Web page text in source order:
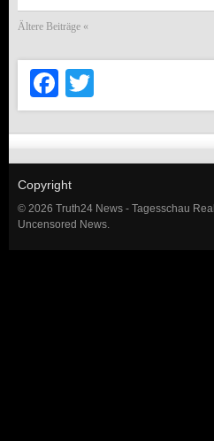
Ältere Beiträge «
Facebook
Copyright
© 2026 Truth24 News - Tagesschau Real
Uncensored News.